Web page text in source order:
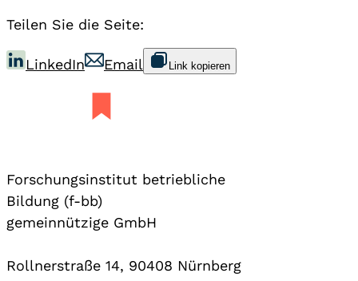
Teilen Sie die Seite:
LinkedIn Email Link kopieren
Forschungsinstitut betriebliche
Bildung (f-bb)
gemeinnützige GmbH
Rollnerstraße 14, 90408 Nürnberg